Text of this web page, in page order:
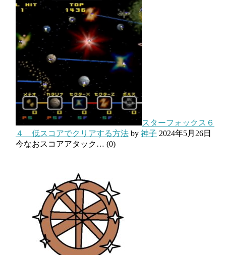
スターフォックス６
４ 低スコアでクリアする方法 by 神子 2024年5月26日
今なおスコアアタック… (0)